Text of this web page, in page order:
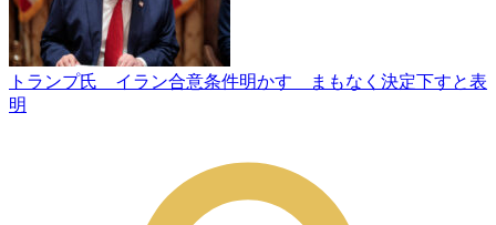
トランプ氏 イラン合意条件明かす まもなく決定下すと表
明